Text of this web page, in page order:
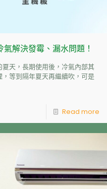
解決發霉、漏水問題！
天，長期使用後，冷氣內部其
等到隔年夏天再繼續吹，可是
Read more